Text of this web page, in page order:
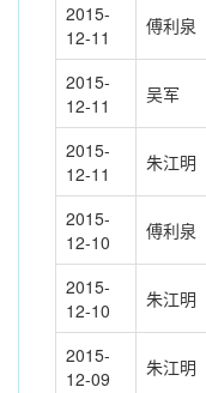
2015-
12-11
傅利泉
2015-
12-11
吴军
2015-
12-11
朱江明
2015-
12-10
傅利泉
2015-
12-10
朱江明
2015-
12-09
朱江明